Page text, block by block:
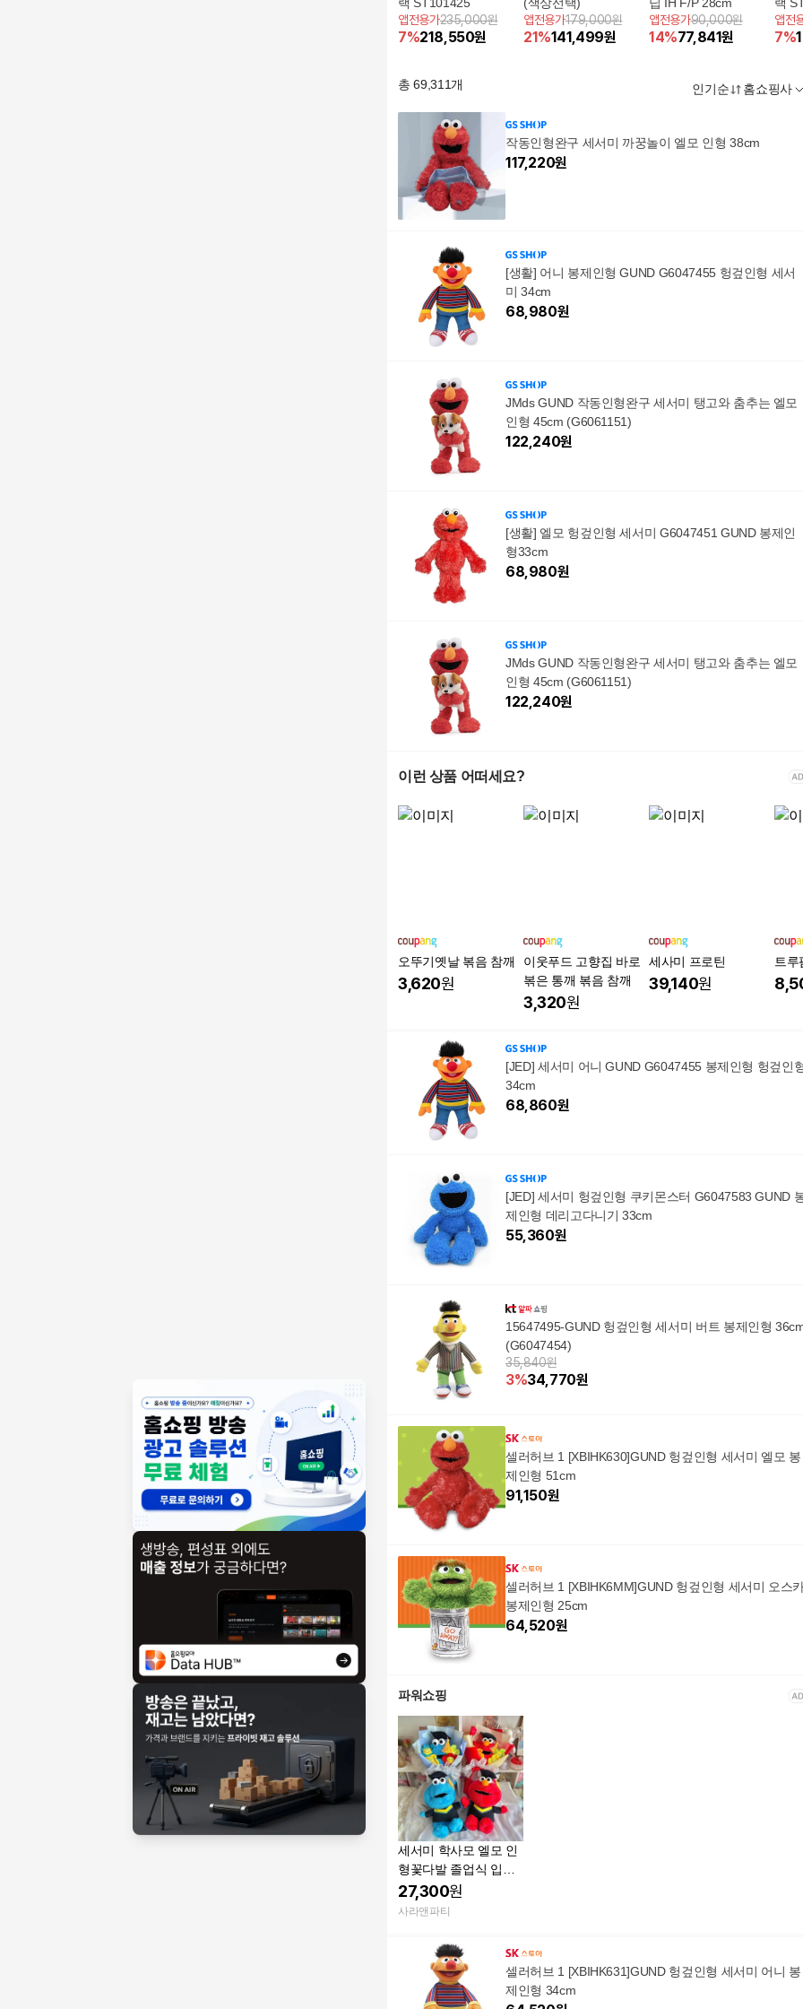
앱전용가235,000원
7%218,550원
앱전용가179,000원
21%141,499원
앱전용가90,000원
14%77,841원
앱전
7%
총69,311개 인기순 홈쇼핑사
작동인형완구 세서미 까꿍놀이 엘모 인형 38cm
117,220원
[생활] 어니 봉제인형 GUND G6047455 헝겊인형 세서
미 34cm
68,980원
JMds GUND 작동인형완구 세서미 탱고와 춤추는 엘모
인형 45cm (G6061151)
122,240원
[생활] 엘모 헝겊인형 세서미 G6047451 GUND 봉제인
형33cm
68,980원
JMds GUND 작동인형완구 세서미 탱고와 춤추는 엘모
인형 45cm (G6061151)
122,240원
이런 상품 어떠세요?
오뚜기옛날 볶음 참깨
3,620원
이웃푸드 고향집 바로
볶은 통깨 볶음 참깨
3,320원
세사미 프로틴
39,140원
트루
[JED] 세서미 어니 GUND G6047455 봉제인형 헝겊인
34cm
68,860원
[JED] 세서미 헝겊인형 쿠키몬스터 G6047583 GUND
제인형 데리고다니기 33cm
55,360원
15647495-GUND 헝겊인형 세서미 버트 봉제인형
(G6047454)
35,840원
3%34,770원
셀러허브 1 [XBIHK630]GUND 헝겊인형 세서미 엘모 봉
제인형 51cm
91,150원
셀러허브 1 [XBIHK6MM]GUND 헝겊인형 세서미 오스
봉제인형 25cm
64,520원
파워쇼핑
세서미 학사모 엘모 인
형꽃다발 졸업식 입학
식
27,300원
사라앤파티
셀러허브 1 [XBIHK631]GUND 헝겊인형 세서미 어니 봉
제인형 34cm